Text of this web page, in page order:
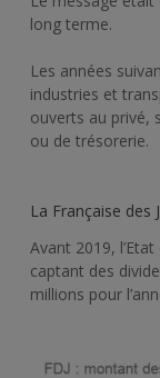
long terme.
Les années
industries et
ouverts au privé,
ou de trésorerie.
La Française des
Avant 2019,
captant des
millions pour